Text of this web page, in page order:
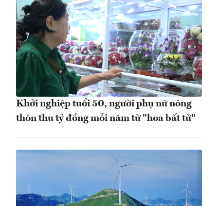
Khởi nghiệp tuổi 50, người phụ nữ nông
thôn thu tỷ đồng mỗi năm từ "hoa bất tử"